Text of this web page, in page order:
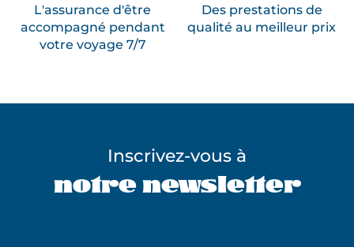
L'assurance d'être
accompagné pendant
votre voyage 7/7
Des prestations de
qualité au meilleur prix
Inscrivez-vous à
notre newsletter